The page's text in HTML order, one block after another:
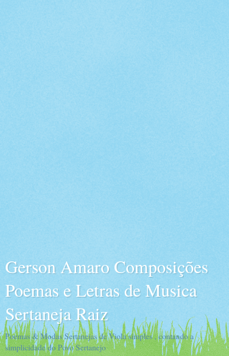
Gerson Amaro Composições
Poemas e Letras de Musica
Sertaneja Raiz
Poemas & Modas Sertanejas de Viola simples , contando a
simplicidade do Povo Sertanejo